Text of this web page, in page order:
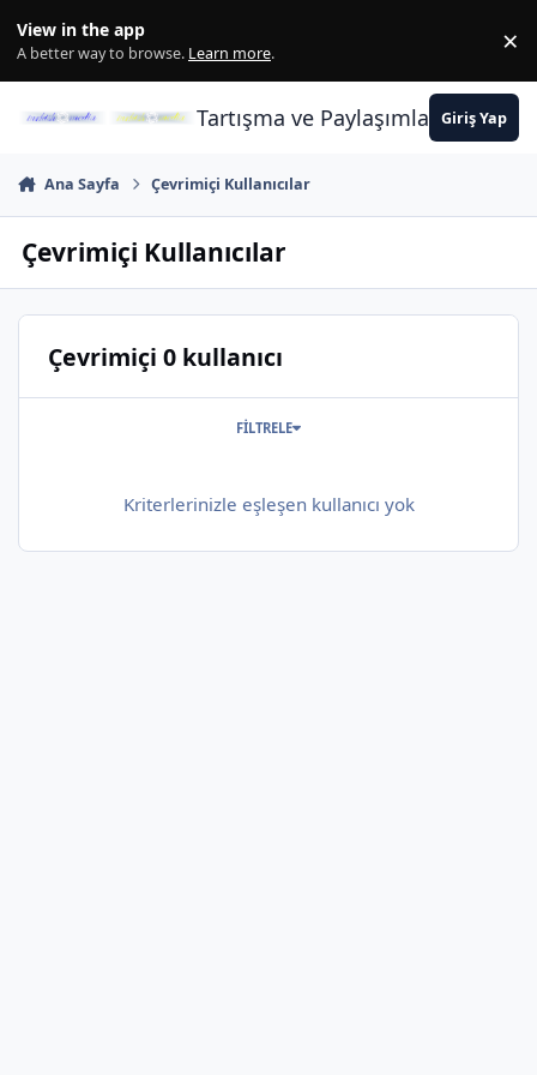
View in the app
A better way to browse. Learn more. ×
Tartışma ve PaylaşımlarınGiriş Yap
Ana Sayfa Çevrimiçi Kullanıcılar
Çevrimiçi Kullanıcılar
Çevrimiçi 0 kullanıcı
FILTRELE
Kriterlerinizle eşleşen kullanıcı yok